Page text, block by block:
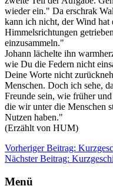
wieder ein." Da erschrak
kann ich nicht, der Wind hat
Himmelsrichtungen
einzusammeln."
Johann lächelte ihn
wie Du die Federn nicht
Deine Worte nicht
Menschen. Doch ich sehe,
Freunde sein, wie früher
die wir unter die Menschen
Nutzen haben."
(Erzählt von HUM)
Vorheriger Beitrag:
Nächster Beitrag:
Menü